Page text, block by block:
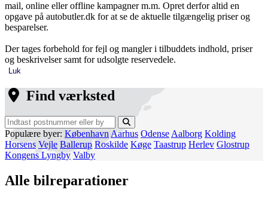
mail, online eller offline kampagner m.m. Opret derfor altid en
opgave på autobutler.dk for at se de aktuelle tilgængelig priser og
besparelser.
Der tages forbehold for fejl og mangler i tilbuddets indhold, priser
og beskrivelser samt for udsolgte reservedele.
Luk
Find værksted
Populære byer: København Aarhus Odense Aalborg Kolding
Horsens Vejle Ballerup Roskilde Køge Taastrup Herlev Glostrup
Kongens Lyngby Valby
Alle bilreparationer